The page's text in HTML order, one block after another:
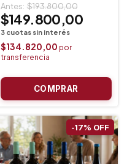
$149.800,00
$193.800,00
$134.820,00
-17% OFF